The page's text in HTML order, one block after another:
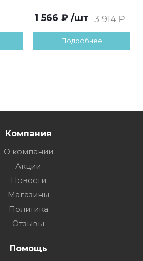
1 566 ₽ /шт 3 914₽
Подробнее
Компания
О компании
Акции
Новости
Магазины
Политика
Отзывы
Помощь